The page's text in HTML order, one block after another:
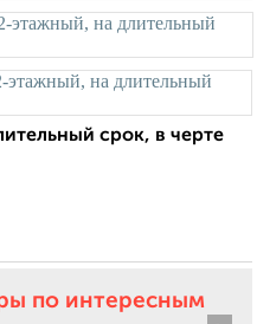
срок, в черте
по интересным